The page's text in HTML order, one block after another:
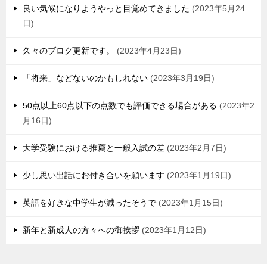
良い気候になりようやっと目覚めてきました
2023年5月24
日
久々のブログ更新です。 2023年4月23日
「将来」などないのかもしれない 2023年3月19日
50点以上60点以下の点数でも評価できる場合がある
2023年2
月16日
大学受験における推薦と一般入試の差 2023年2月7日
少し思い出話にお付き合いを願います 2023年1月19日
英語を好きな中学生が減ったそうで 2023年1月15日
新年と新成人の方々への御挨拶 2023年1月12日